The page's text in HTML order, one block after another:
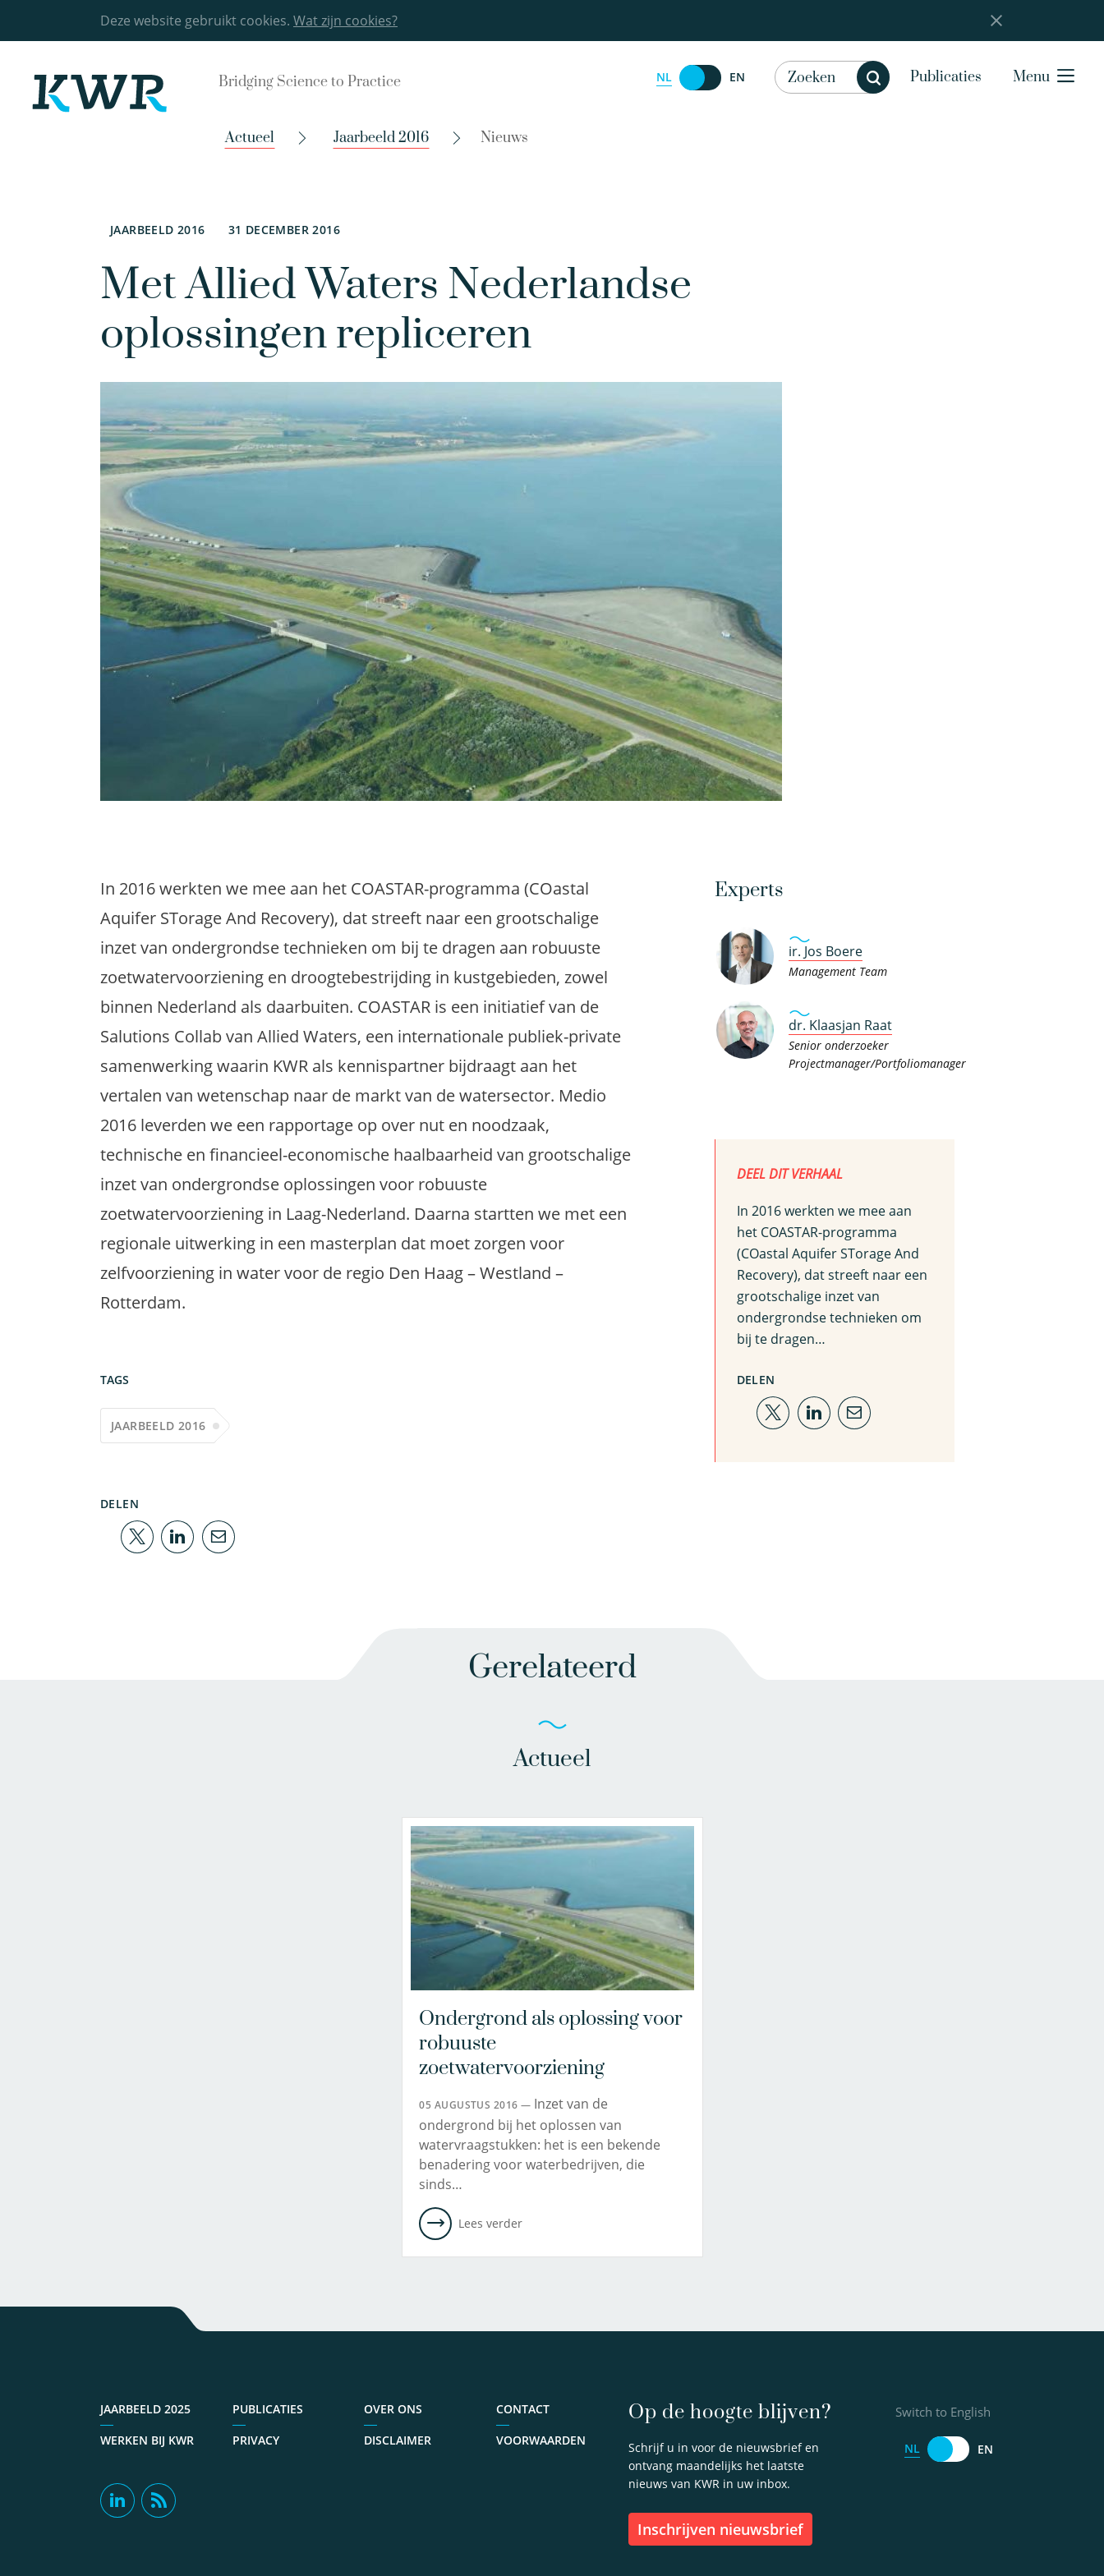
Deze website gebruikt cookies. Wat zijn cookies?
Bridging Science to Practice NL EN Publicaties Menu
Actueel Jaarbeeld 2016 Nieuws
JAARBEELD 2016 31 DECEMBER 2016
Met Allied Waters Nederlandse
oplossingen repliceren
In 2016 werkten we mee aan het COASTAR-programma (COastal
Aquifer STorage And Recovery), dat streeft naar een grootschalige
inzet van ondergrondse technieken om bij te dragen aan robuuste
zoetwatervoorziening en droogtebestrijding in kustgebieden, zowel
binnen Nederland als daarbuiten. COASTAR is een initiatief van de
Salutions Collab van Allied Waters, een internationale publiek-private
samenwerking waarin KWR als kennispartner bijdraagt aan het
vertalen van wetenschap naar de markt van de watersector. Medio
2016 leverden we een rapportage op over nut en noodzaak,
technische en financieel-economische haalbaarheid van grootschalige
inzet van ondergrondse oplossingen voor robuuste
zoetwatervoorziening in Laag-Nederland. Daarna startten we met een
regionale uitwerking in een masterplan dat moet zorgen voor
zelfvoorziening in water voor de regio Den Haag – Westland –
Rotterdam.
TAGS
JAARBEELD 2016
DELEN
Experts
ir. Jos Boere
Management Team
dr. Klaasjan Raat
Senior onderzoeker
Projectmanager/Portfoliomanager
DEEL DIT VERHAAL
In 2016 werkten we mee aan
het COASTAR-programma
(COastal Aquifer STorage And
Recovery), dat streeft naar een
grootschalige inzet van
ondergrondse technieken om
bij te dragen…
DELEN
Gerelateerd
Actueel
Ondergrond als oplossing voor
robuuste
zoetwatervoorziening
05 AUGUSTUS 2016 — Inzet van de
ondergrond bij het oplossen van
watervraagstukken: het is een bekende
benadering voor waterbedrijven, die
sinds…
Lees verder
JAARBEELD 2025 PUBLICATIES OVER ONS
CONTACT
WERKEN BIJ KWR
PRIVACY DISCLAIMER VOORWAARDEN
Op de hoogte blijven?
Schrijf u in voor de nieuwsbrief en
ontvang maandelijks het laatste
nieuws van KWR in uw inbox.
inschrijven nieuwsbrief
Switch to English
NL EN